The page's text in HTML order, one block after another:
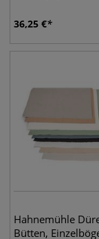
36,25 €
Hahnemühle
Bütten,